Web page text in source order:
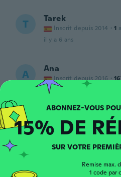
T Tarek
Inscrit depuis 2014 · 1
il y a 6 ans
A Ana
Inscrit depuis 2016 ·
Genial! Igual a la
acolchada con lo
il y a 6 ans
15% DE
SUR VOTRE
Remise max.
1 code par